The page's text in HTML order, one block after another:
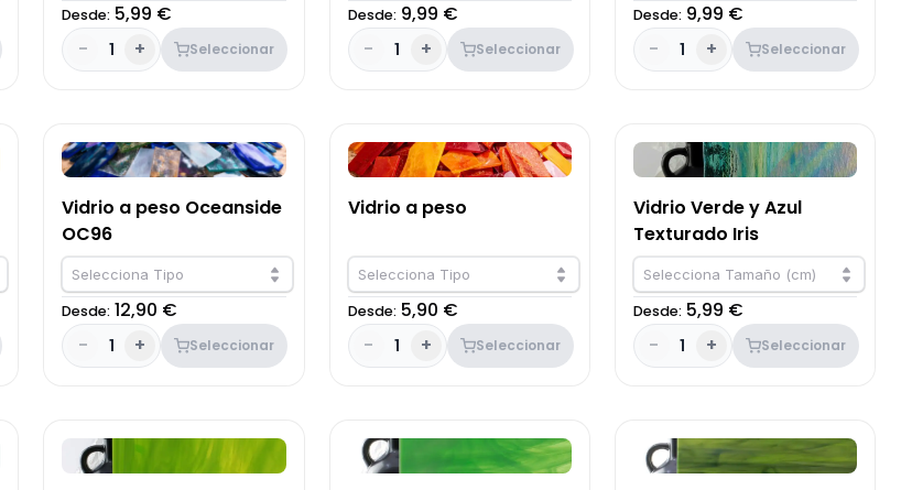
Desde: 5,99 €
-
1 + Seleccionar
Desde: 9,99 €
-
1 + Seleccionar
Desde: 9,99 €
-
1 + Seleccionar
Vidrio a peso Oceanside
OC96
Selecciona Tipo
Desde: 12,90 €
-
1 + Seleccionar
Vidrio a peso
Selecciona Tipo
Desde: 5,90 €
-
1 + Seleccionar
Vidrio Verde y Azul
Texturado Iris
Selecciona Tamaño (cm)
Desde: 5,99 €
-
1 + Seleccionar